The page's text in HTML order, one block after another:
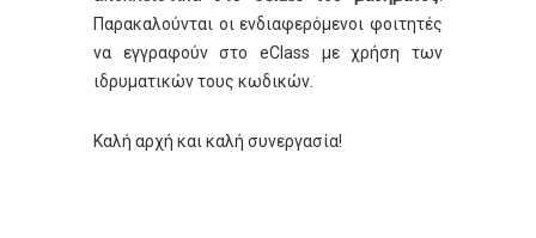
Παρακαλούνται οι ενδιαφερόμενοι φοιτητές
να εγγραφούν στο eClass με χρήση των
ιδρυματικών τους κωδικών.
Καλή αρχή και καλή συνεργασία!